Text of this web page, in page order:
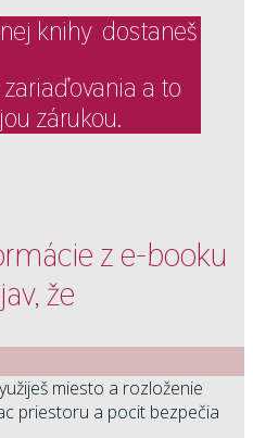
knihy dostaneš
a to
zárukou.
z e-booku
že
miesto a rozloženie
priestoru a pocit bezpečia